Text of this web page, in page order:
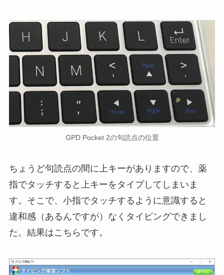
GPD Pocket 2の句読点の位置
ちょうど句読点の間に上キーがありますので、薬
指でタッチすると上キーをタイプしてしまいま
す。そこで、小指でタッチするように意識すると
違和感（あるんですが）なくタイピングできまし
た。結果はこちらです。